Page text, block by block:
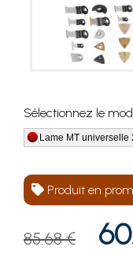
Sélectionnez le
Lame MT universelle
Produit en
85.68 €